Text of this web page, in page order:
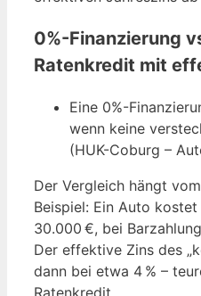
0%-Finanzierung
Ratenkredit mit
Eine 0%-
wenn keine
(HUK-Coburg –
Der Vergleich hängt
Beispiel: Ein Auto
30.000 €, bei
Der effektive Zins des
dann bei etwa 4 % –